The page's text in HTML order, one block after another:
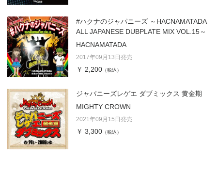
#ハクナのジャパニーズ ～HACNAMATADA
ALL JAPANESE DUBPLATE MIX VOL.15～
HACNAMATADA
2017年09月13日発売
￥ 2,200 （税込）
ジャパニーズレゲエ ダブミックス 黄金期
MIGHTY CROWN
2021年09月15日発売
￥ 3,300 （税込）